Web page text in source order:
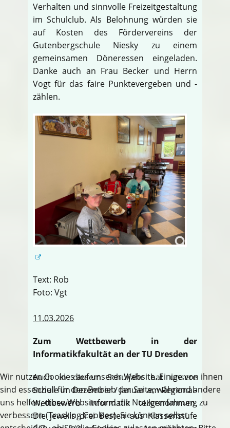
Verhalten und sinnvolle Freizeitgestaltung
im Schulclub. Als Belohnung würden sie
auf Kosten des Fördervereins der
Gutenbergschule Niesky zu einem
gemeinsamen Döneressen eingeladen.
Danke auch an Frau Becker und Herrn
Vogt für das faire Punktevergeben und -
zählen.
Text: Rob
Foto: Vgt
11.03.2026
Zum Wettbewerb in der
Informatikfakultät an der TU Dresden
Auch in diesem Schuljahr hat unsere
Schule im Dezember / Januar am Regional-
Wettbewerb Informatik teilgenommen.
Die jeweils drei Besten aus Klassenstufe
Wir nutzen Cookies auf unserer Website. Einige von ihnen
sind essenziell für den Betrieb der Seite, während andere
uns helfen, diese Website und die Nutzererfahrung zu
verbessern (Tracking Cookies). Sie können selbst